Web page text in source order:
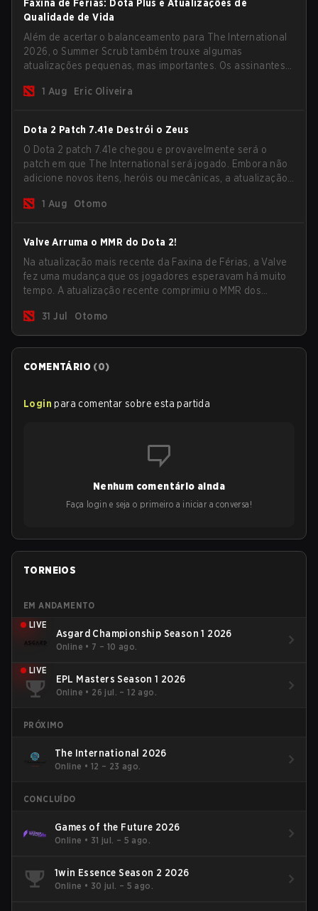
Faxina de Férias: Dota Plus e Atualizações de
Qualidade de Vida
Além de acertar o balanceamento para The International
2026, o Summer Scrub também trouxe algumas
atualizações pequenas, mas importantes. Os assinantes
pós-jogo e agora todos os jogadores podem vincular
1 Aug Eric Oliveira
Dota 2 Patch 7.41e Destrói o Zeus
O Dota 2 patch 7.41e chegou e provavelmente será o
patch em que The International será jogado. Embora não
adicione novos itens, heróis ou mecânicas, a atualização
maiores problemas do jogo.
1 Aug Otomo
Valve Arruma o MMR do Dota 2!
Na atualização mais recente da Faxina de Férias, a Valve
fez uma mudança que os jogadores esperavam há muito
tempo. A atualização recente comprimiu o MMR dos
31 Jul
Otomo
COMENTÁRIO (0)
Login para comentar sobre esta partida
Nenhum comentário ainda
Faça login e seja o primeiro a iniciar a conversa!
TORNEIOS
EM ANDAMENTO
LIVE
Asgard Championship Season 1 2026
Online • 7 – 10 ago.
LIVE
EPL Masters Season 1 2026
Online • 26 jul. – 12 ago.
PRÓXIMO
The International 2026
Online • 12 – 23 ago.
CONCLUÍDO
Games of the Future 2026
Online • 31 jul. – 5 ago.
1win Essence Season 2 2026
Online • 30 jul. – 5 ago.